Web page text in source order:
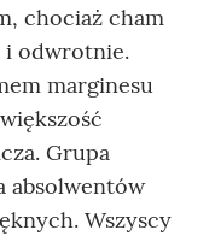
chociaż cham
i odwrotnie.
marginesu
Grupa
absolwentów
Wszyscy